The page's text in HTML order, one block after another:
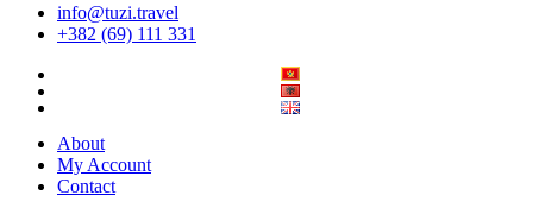
info@tuzi.travel
+382 (69) 111 331
About
My Account
Contact